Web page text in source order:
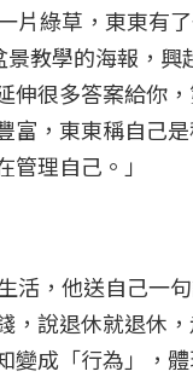
片綠草，東東有
教學的海報，
很多答案給你
，東東稱自己
理自己。」
活，他送自己一
說退休就退休
成「行為」，